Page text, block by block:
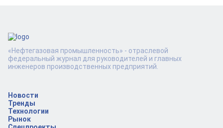
Новости
Тренды
Технологии
Рынок
«Нефтегазовая промышленность» - отраслевой
федеральный журнал для руководителей и главных
инженеров производственных предприятий.